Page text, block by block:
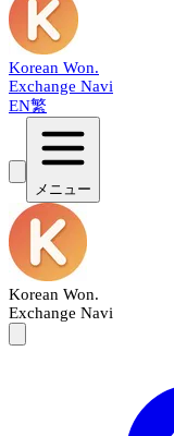
Korean Won.
Exchange Navi
EN繁
メニュー
Korean Won.
Exchange Navi